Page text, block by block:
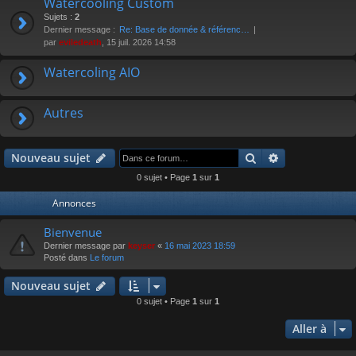
Sujets : 2
Dernier message : Re: Base de donnée & référenc…
par eviledeath , 15 juil. 2026 14:58
Watercoling AIO
Autres
Nouveau sujet Rechercher
0 sujet • Page 1 sur 1
Annonces
Bienvenue
Dernier message par keyser « 16 mai 2023 18:59
Posté dans Le forum
Nouveau sujet
0 sujet • Page 1 sur 1
Aller à